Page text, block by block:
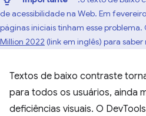
de acessibilidade na Web. Em
páginas iniciais tinham esse problema.
Million 2022 (link em inglês) para saber
Textos de baixo contraste
para todos os usuários, ainda
deficiências visuais. O